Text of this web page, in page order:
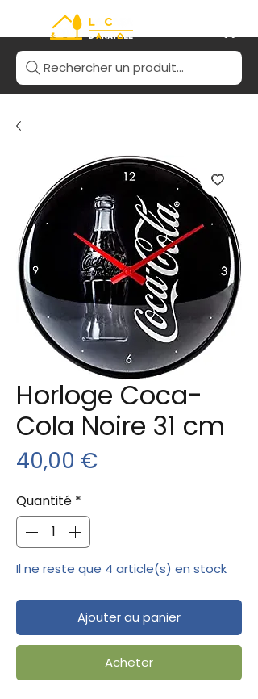
Rechercher un produit...
Horloge Coca-
Cola Noire 31 cm
40,00 €
Quantité *
Il ne reste que 4 article(s) en stock
Ajouter au panier
Acheter